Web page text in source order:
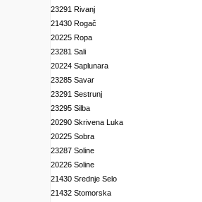
23291 Rivanj
21430 Rogač
20225 Ropa
23281 Sali
20224 Saplunara
23285 Savar
23291 Sestrunj
23295 Silba
20290 Skrivena Luka
20225 Sobra
23287 Soline
20226 Soline
21430 Srednje Selo
21432 Stomorska